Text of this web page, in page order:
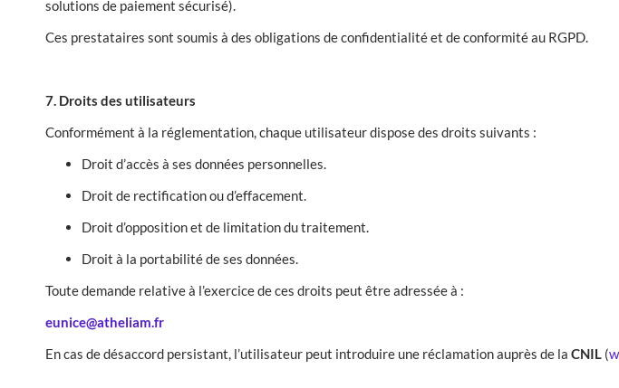
solutions de paiement sécurisé).
Ces prestataires sont soumis à des obligations de confidentialité et de conformité au RGPD.
7. Droits des utilisateurs
Conformément à la réglementation, chaque utilisateur dispose des droits suivants :
Droit d’accès à ses données personnelles.
Droit de rectification ou d’effacement.
Droit d’opposition et de limitation du traitement.
Droit à la portabilité de ses données.
Toute demande relative à l’exercice de ces droits peut être adressée à :
eunice@atheliam.fr
En cas de désaccord persistant, l’utilisateur peut introduire une réclamation auprès de la CNIL (